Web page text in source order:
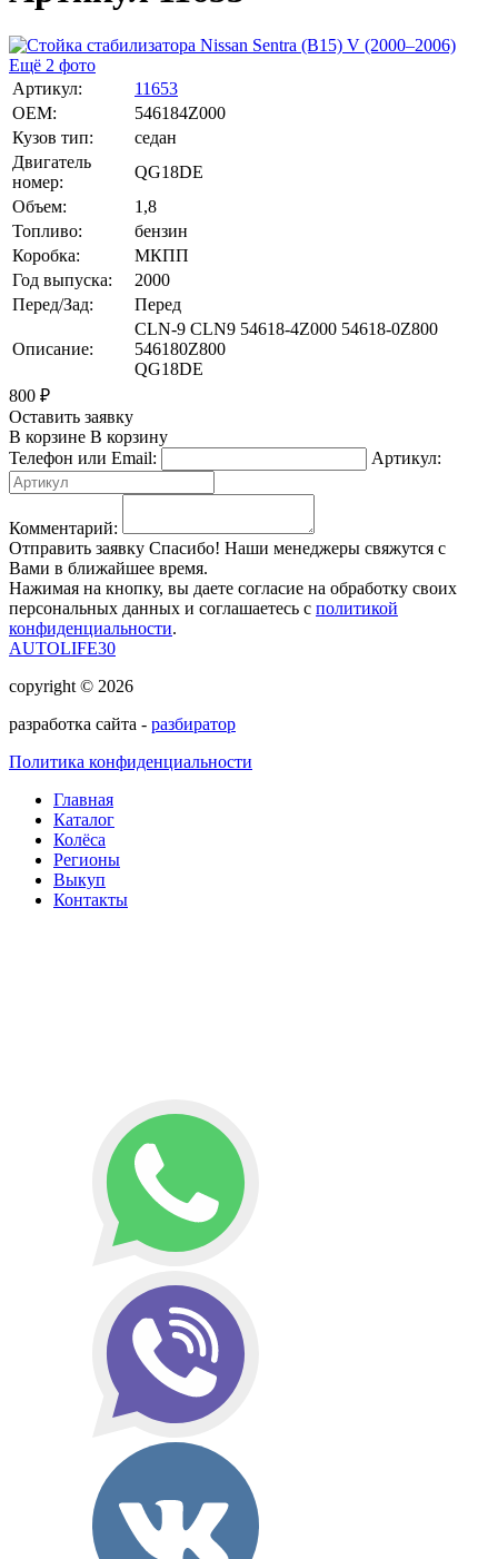
Ещё 2 фото
Артикул:
11653
OEM:
546184Z000
Кузов тип:
седан
Двигатель
номер:
QG18DE
Объем:
1,8
Топливо:
бензин
Коробка:
МКПП
Год выпуска:
2000
Перед/Зад:
Перед
Описание:
CLN-9 CLN9 54618-4Z000 54618-0Z800
546180Z800
QG18DE
800 ₽
Оставить заявку
В корзине В корзину
Телефон или Email:
Артикул:
Комментарий:
Отправить заявку Спасибо! Наши менеджеры свяжутся с
Вами в ближайшее время.
Нажимая на кнопку, вы даете согласие на обработку своих
персональных данных и соглашаетесь с политикой
конфиденциальности.
AUTOLIFE30
copyright © 2026
разработка сайта - разбиратор
Политика конфиденциальности
Главная
Каталог
Колёса
Регионы
Выкуп
Контакты